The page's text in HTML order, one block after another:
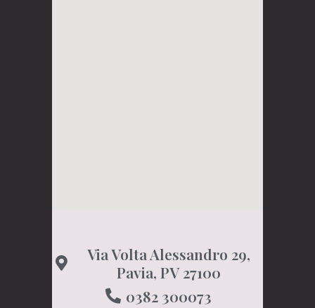
Via Volta Alessandro 29,
Pavia, PV 27100
0382 300073